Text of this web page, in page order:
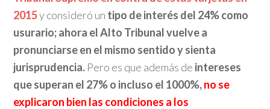
2015y consideró un tipo de interés del 24% como
usurario;ahora el Alto Tribunal vuelve a
pronunciarse en el mismo sentido y sienta
jurisprudencia. Pero es que además de intereses
que superan el 27% o incluso el 1000%,no se
explicaron bien las condiciones a los